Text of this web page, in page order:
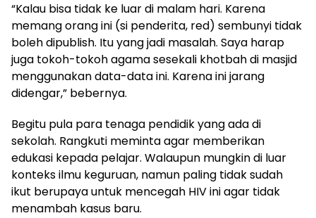
“Kalau bisa tidak ke luar di malam hari. Karena
memang orang ini (si penderita, red) sembunyi tidak
boleh dipublish. Itu yang jadi masalah. Saya harap
juga tokoh-tokoh agama sesekali khotbah di masjid
menggunakan data-data ini. Karena ini jarang
didengar,” bebernya.
Begitu pula para tenaga pendidik yang ada di
sekolah. Rangkuti meminta agar memberikan
edukasi kepada pelajar. Walaupun mungkin di luar
konteks ilmu keguruan, namun paling tidak sudah
ikut berupaya untuk mencegah HIV ini agar tidak
menambah kasus baru.